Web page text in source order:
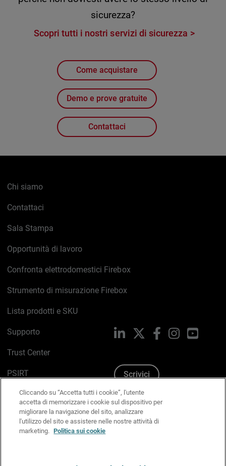
sicurezza?
Scopri tutti i nostri servizi di sicurezza
Come acquistare
Demo e prove gratuite
Contattaci
Chi siamo
Contattaci
Sala Stampa
Opportunità di lavoro
Confronta elettrodomestici Firebox
Strumento di misurazione Firebox
Lista prodotti e SKU
Supporto
Trust Center
PSIRT
Politica sui cookie
Informativa sulla privacy
Kit Media & Brand
LinkedIn FacebookInstagram
Scrivici
Cliccando su “Accetta tutti i cookie”, l'utente
accetta di memorizzare i cookie sul dispositivo per
migliorare la navigazione del sito, analizzare
l'utilizzo del sito e assistere nelle nostre attività di
marketing. Politica sui cookie